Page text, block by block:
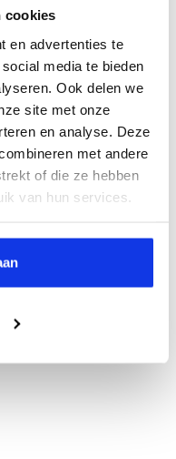
cookies
en advertenties te
media te bieden
Ook delen we
site met onze
en analyse. Deze
met andere
of die ze hebben
van hun services.